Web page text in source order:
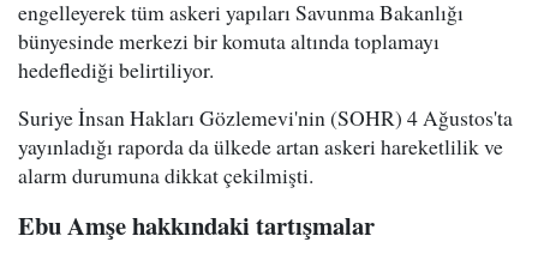
engelleyerek tüm askeri yapıları Savunma Bakanlığı
bünyesinde merkezi bir komuta altında toplamayı
hedeflediği belirtiliyor.
Suriye İnsan Hakları Gözlemevi'nin (SOHR) 4 Ağustos'ta
yayınladığı raporda da ülkede artan askeri hareketlilik ve
alarm durumuna dikkat çekilmişti.
Ebu Amşe hakkındaki tartışmalar